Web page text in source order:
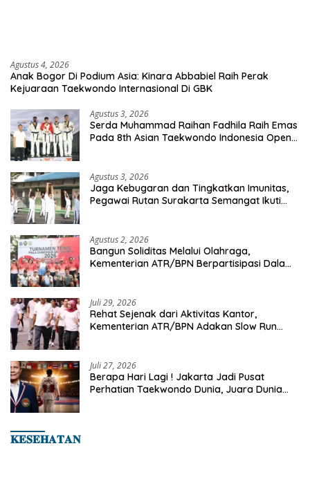
Agustus 4, 2026
Anak Bogor Di Podium Asia: Kinara Abbabiel Raih Perak
Kejuaraan Taekwondo Internasional Di GBK
Agustus 3, 2026
Serda Muhammad Raihan Fadhila Raih Emas
Pada 8th Asian Taekwondo Indonesia Open
Agustus 3, 2026
Jaga Kebugaran dan Tingkatkan Imunitas,
Pegawai Rutan Surakarta Semangat Ikuti
Agustus 2, 2026
Bangun Soliditas Melalui Olahraga,
Kementerian ATR/BPN Berpartisipasi Dalam
Juli 29, 2026
Rehat Sejenak dari Aktivitas Kantor,
Kementerian ATR/BPN Adakan Slow Run
Juli 27, 2026
Berapa Hari Lagi ! Jakarta Jadi Pusat
Perhatian Taekwondo Dunia, Juara Dunia
𝐊𝐄𝐒𝐄𝐇𝐀𝐓𝐀𝐍